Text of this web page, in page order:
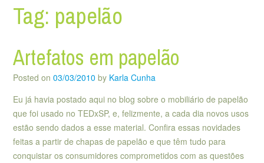
Tag: papelão
Artefatos em papelão
Posted on 03/03/2010 by Karla Cunha
Eu já havia postado aqui no blog sobre o mobiliário de papelão
que foi usado no TEDxSP, e, felizmente, a cada dia novos usos
estão sendo dados a esse material. Confira essas novidades
feitas a partir de chapas de papelão e que têm tudo para
conquistar os consumidores comprometidos com as questões